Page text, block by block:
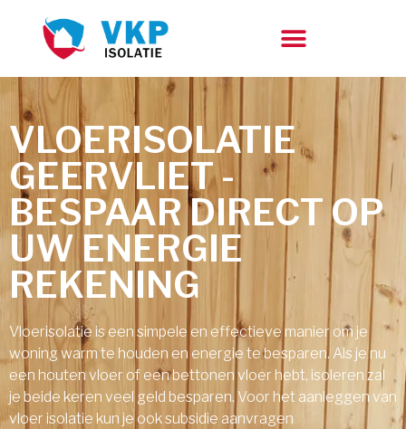
VLOERISOLATIE
GEERVLIET -
BESPAAR DIRECT OP
UW ENERGIE
REKENING
Vloerisolatie is een simpele en effectieve manier om je
woning warm te houden en energie te besparen. Als je nu
een houten vloer of een bettonen vloer hebt, isoleren zal
je beide keren veel geld besparen. Voor het aanleggen van
vloer isolatie kun je ook subsidie aanvragen